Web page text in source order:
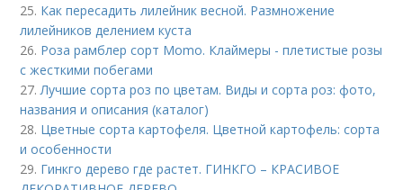
25. Как пересадить лилейник весной. Размножение
лилейников делением куста
26. Роза рамблер сорт Momo. Клаймеры - плетистые розы
с жесткими побегами
27.Лучшие сорта роз по цветам. Виды и сорта роз: фото,
названия и описания (каталог)
28. Цветные сорта картофеля. Цветной картофель: сорта
и особенности
29. Гинкго дерево где растет. ГИНКГО – КРАСИВОЕ